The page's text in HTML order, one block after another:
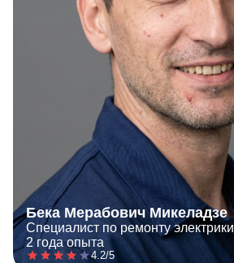
Бека Мерабович Микеладзе
Специалист по ремонту электрики
2 года опыта
4.2/5